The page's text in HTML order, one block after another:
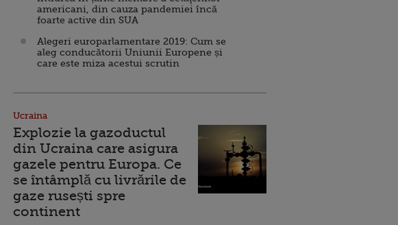
americani, din cauza pandemiei încă
foarte active din SUA
Alegeri europarlamentare 2019: Cum se
aleg conducătorii Uniunii Europene și
care este miza acestui scrutin
Ucraina
Explozie la gazoductul
din Ucraina care asigura
gazele pentru Europa. Ce
se întâmplă cu livrările de
gaze rusești spre
continent